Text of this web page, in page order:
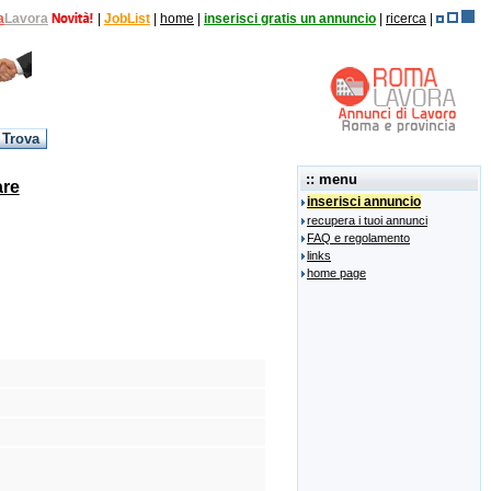
Lavora JobList home inserisci gratis un annuncio ricerca
:: menu
inserisci annuncio
recupera i tuoi annunci
FAQ e regolamento
links
home page